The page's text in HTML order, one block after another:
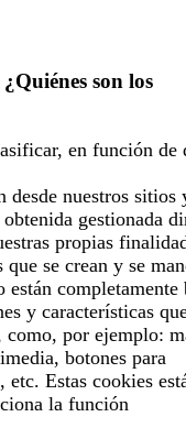
son los
en función de
desde nuestros sitios
gestionada
propias
se crean y se
están completamente
y características
por ejemplo:
botones para
etc. Estas cookies
la función